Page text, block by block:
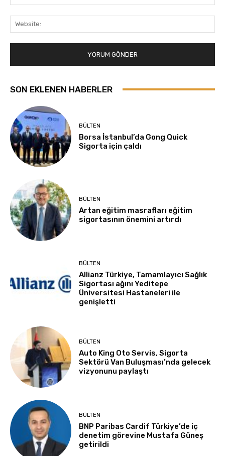
SON EKLENEN HABERLER
BÜLTEN
Borsa İstanbul’da Gong Quick
Sigorta için çaldı
BÜLTEN
Artan eğitim masrafları eğitim
sigortasının önemini artırdı
BÜLTEN
Allianz Türkiye, Tamamlayıcı Sağlık
Sigortası ağını Yeditepe
Üniversitesi Hastaneleri ile
genişletti
BÜLTEN
Auto King Oto Servis, Sigorta
Sektörü Van Buluşması’nda gelecek
vizyonunu paylaştı
BÜLTEN
BNP Paribas Cardif Türkiye’de iç
denetim görevine Mustafa Güneş
getirildi